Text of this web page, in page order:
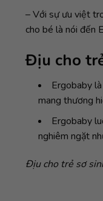
– Với sự ưu việt
cho bé là nói đến
Địu cho
Ergobaby
mang thương
Ergobaby
nghiêm ngặt
Địu cho trẻ sơ